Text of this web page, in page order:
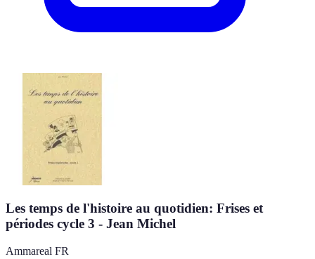
Les temps de l'histoire au quotidien: Frises et
périodes cycle 3 - Jean Michel
Ammareal FR